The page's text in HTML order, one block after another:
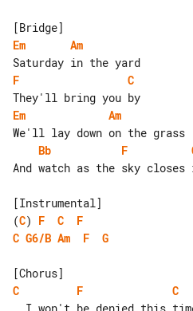
Em
Am
F
C
Em
Am
Bb
F
And watch as the sky closes
(C) F C
F
C G6/B Am F G
C
F
C